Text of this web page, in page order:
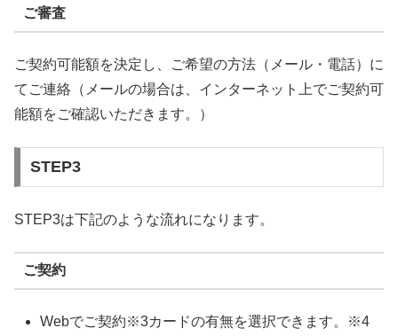
ご審査
ご契約可能額を決定し、ご希望の方法（メール・電話）に
てご連絡（メールの場合は、インターネット上でご契約可
能額をご確認いただきます。）
STEP3
STEP3は下記のような流れになります。
ご契約
Webでご契約※3カードの有無を選択できます。※4